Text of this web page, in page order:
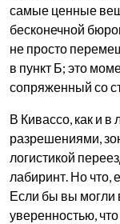
самые ценные
бесконечной
не просто
в пункт Б; это
сопряженный со
В Кивассо, как и
разрешениями,
логистикой
лабиринт. Но что,
Если бы вы могли
уверенностью,